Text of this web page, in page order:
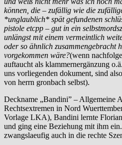
können, die – zufällig wie die
*unglaublich* spät gefundenen
pistole etcpp – gut in ein
unlängst mit einem vermeintlich
oder so ähnlich zusammengebracht
vorgekommen wäre?(wenn
auftaucht als klammernergänzung
uns vorliegenden dokument, sind
von herrn gronbach selbst).
Deckname „Bandini” – Allgemeine
Rechtsextremen in Nord
Vorlage LKA), Bandini lernte
und ging eine Beziehung mit ihm
zwangslaeufig auch in die rechte